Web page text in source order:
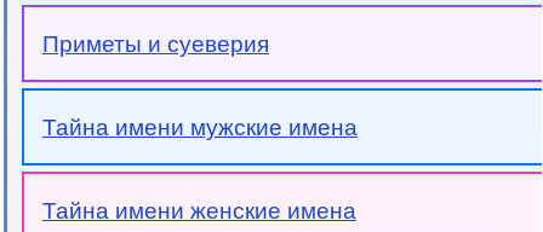
Приметы и суеверия
Тайна имени мужские имена
Тайна имени женские имена